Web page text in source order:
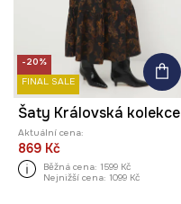
-20%
FINAL SALE
Šaty Královská kolekce
Aktuální cena:
869 Kč
Běžná cena: 1599 Kč
Nejnižší cena: 1099 Kč